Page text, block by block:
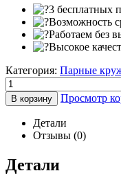
3 бесплатных
Возможность
Работаем без
Высокое
Категория: Парные
В корзину Просмотр
Детали
Отзывы (0)
Детали